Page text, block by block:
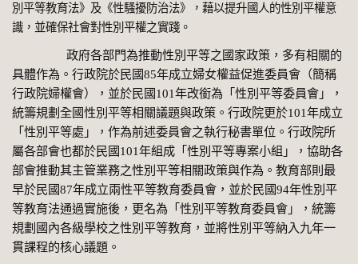
別平等教育法》及《性騷擾防治法》，藉以提升國人的性別平權意
識，並確保社會對性別平權之實踐。
政府各部門為推動性別平等之國家政策，多有相關的
具體作為。行政院於民國85年成立婦女權益促進委員會（簡稱
行政院婦權會），並於民國101年改銜為「性別平等委員會」，
統籌規劃全國性別平等相關議題與政策。行政院更於101年成立
「性別平等處」，作為前述委員會之執行秘書單位。行政院所
屬各部會也都於民國101年組成「性別平等專案小組」，協助各
部會推動其主管業務之性別平等相關政策與作為。教育部則最
早於民國87年成立兩性平等教育委員會，並於民國94年性別平
等教育法通過實施後，更名為「性別平等教育委員會」，統籌
規劃國內各級學校之性別平等教育，並將性別平等納入九年一
貫課程的核心議題。